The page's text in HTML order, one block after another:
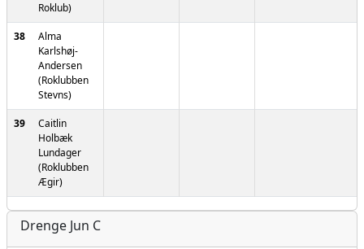
Roklub)
38
Alma
Karlshøj-
Andersen
(Roklubben
Stevns)
39
Caitlin
Holbæk
Lundager
(Roklubben
Ægir)
Drenge Jun C